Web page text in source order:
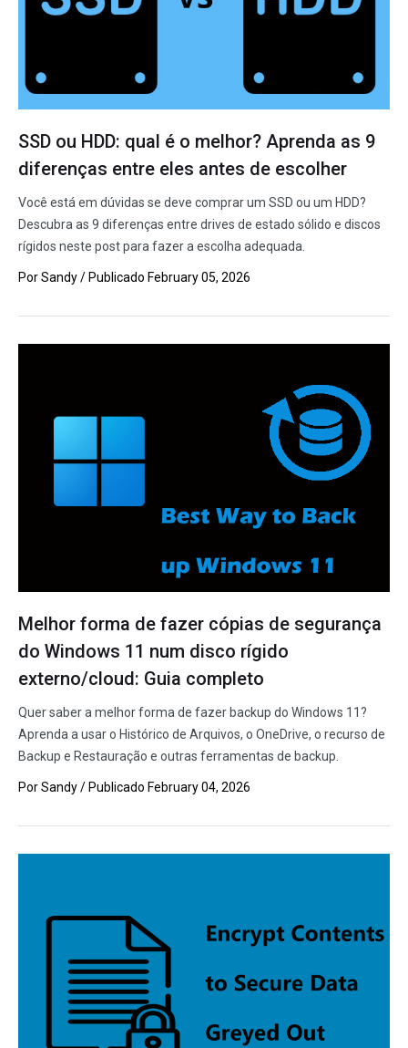
SSD ou HDD: qual é o melhor? Aprenda as 9
diferenças entre eles antes de escolher
Você está em dúvidas se deve comprar um SSD ou um HDD?
Descubra as 9 diferenças entre drives de estado sólido e discos
rígidos neste post para fazer a escolha adequada.
PorSandy/ Publicado February 05, 2026
Melhor forma de fazer cópias de segurança
do Windows 11 num disco rígido
externo/cloud: Guia completo
Quer saber a melhor forma de fazer backup do Windows 11?
Aprenda a usar o Histórico de Arquivos, o OneDrive, o recurso de
Backup e Restauração e outras ferramentas de backup.
PorSandy/ Publicado February 04, 2026